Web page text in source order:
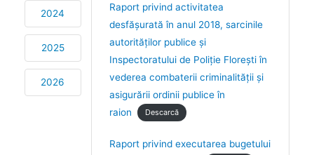
2024
2025
2026
Raport privind activitatea
desfășurată în anul 2018, sarcinile
autorităților publice și
Inspectoratului de Poliție Florești în
vederea combaterii criminalității și
asigurării ordinii publice în
raion
Descarcă
Raport privind executarea bugetului